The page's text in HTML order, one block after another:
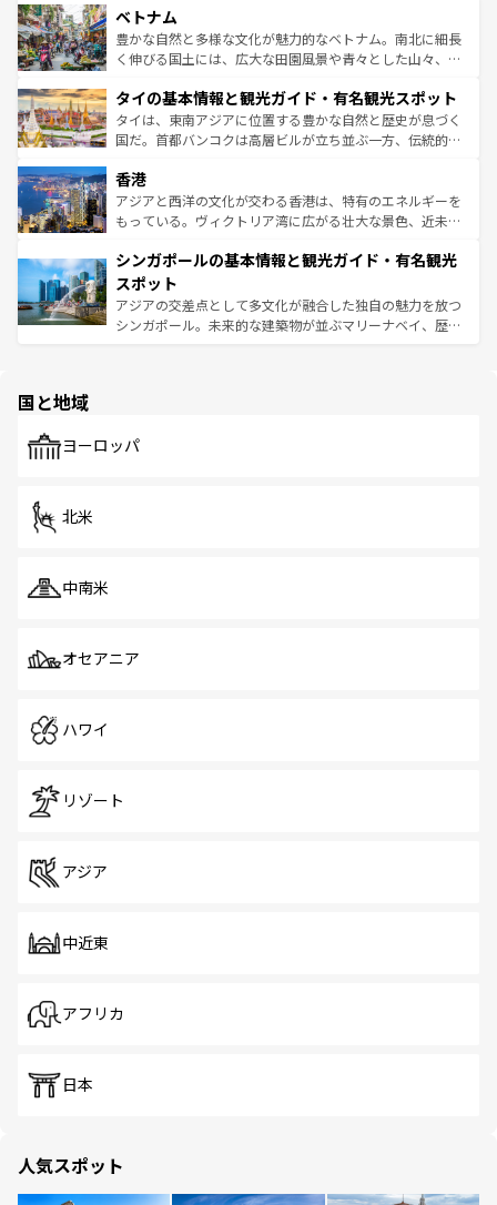
参照してほしい。
容にもいいと評判のスイーツなど、バラエティ豊かな料理
が味わえる。 なお、新着の台湾情報は コンテンツ一覧を参
照してほしい。
き、地方に足を延ばせば四季折々の自然美を楽しむことが
できる。そして、キムチや焼肉、絶品のストリートフード
まで、さまざまな韓国料理が待っている。夜には、韓国な
リティに包まれながら、韓国の多彩な魅力を心ゆくまで味
わってみてほしい。 なお、新着の韓国情報はコンテンツ一
覧を参照してほしい。
ベトナム
豊かな自然と多様な文化が魅力的なベトナム。南北に細長
く伸びる国土には、広大な田園風景や青々とした山々、世
急速な発展と共に伝統が息づく。ハノイの古い町並みやホ
ーチミン市のフランス統治時代の建物も、独特の雰囲気を
醸し出している。また、バラエティの豊かさとおいしさで
とつ。フォーやバインミー、ベトナムコーヒーなどは、ぜ
ひ現地で味わいたい。どの地域を訪れてもあたたかい人々
が旅行者を迎えてくれるので、きっと忘れられない旅にな
参照してほしい。
タイの基本情報と観光ガイド・有名観光スポット
タイは、東南アジアに位置する豊かな自然と歴史が息づく
国だ。首都バンコクは高層ビルが立ち並ぶ一方、伝統的な
の活気が交差している。北部ではチェンマイなどの山岳地
帯で自然と触れ合い、南部ではプーケットやクラビの美し
いビーチでリゾート気分を楽しむことができる。タイ料理
激する。気候は一年中温暖で、どの季節にも異なる楽しみ
が待っている。親しみやすいタイの人々、仏教を中心とし
た文化、そして多様な観光資源が、訪れる旅人を魅了し続
ける。 なお、新着のタイ情報はコンテンツ一覧を参照して
香港
アジアと西洋の文化が交わる香港は、特有のエネルギーを
もっている。ヴィクトリア湾に広がる壮大な景色、近未来
み、どこを訪れても感動するはず。観光スポットが密集し
ており、効率よく見どころを回れるのも魅力。息をのむよ
うな絶景から文化的な体験まで、香港を存分に楽しみ尽く
そう。 なお、新着の香港情報はコンテンツ一覧を参照して
シンガポールの基本情報と観光ガイド・有名観光
スポット
アジアの交差点として多文化が融合した独自の魅力を放つ
シンガポール。未来的な建築物が並ぶマリーナベイ、歴史
で、ホーカーズは地元の風情を楽しめる外せないスポット
国と地域
ヨーロッパ
北米
中南米
オセアニア
ハワイ
リゾート
アジア
中近東
アフリカ
日本
人気スポット